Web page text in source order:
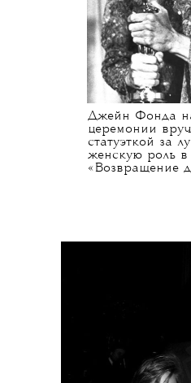
Джейн Фонда
церемонии
статуэткой за
женскую роль в
«Возвращение